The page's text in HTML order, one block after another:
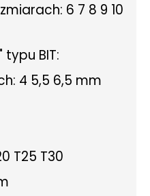
6 7 8 9 10
typu BIT:
4 5,5 6,5 mm
T25 T30